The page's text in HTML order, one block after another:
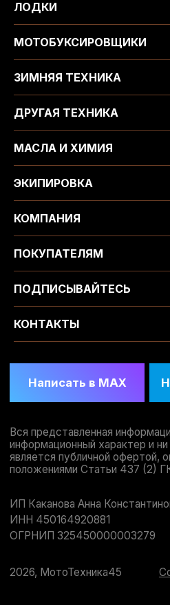
ЛОДКИ
МОТОБУКСИРОВЩИКИ
ЗИМНЯЯ ТЕХНИКА
ДРУГАЯ ТЕХНИКА
МАСЛА И ХИМИЯ
ЭКИПИРОВКА
КОМПАНИЯ
ПОКУПАТЕЛЯМ
ПОДПИСЫВАЙТЕСЬ
КОНТАКТЫ